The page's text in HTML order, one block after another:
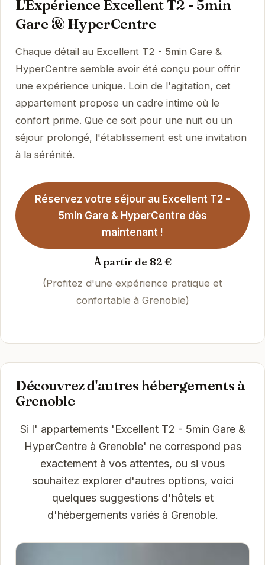
L'Expérience Excellent T2 - 5min
Gare & HyperCentre
Chaque détail au Excellent T2 - 5min Gare &
HyperCentre semble avoir été conçu pour offrir
une expérience unique. Loin de l'agitation, cet
appartement propose un cadre intime où le
confort prime. Que ce soit pour une nuit ou un
séjour prolongé, l'établissement est une invitation
à la sérénité.
Réservez votre séjour au Excellent T2 -
5min Gare & HyperCentre dès
maintenant !
À partir de 82 €
(Profitez d'une expérience pratique et
confortable à Grenoble)
Découvrez d'autres hébergements à
Grenoble
Si l' appartements 'Excellent T2 - 5min Gare &
HyperCentre à Grenoble' ne correspond pas
exactement à vos attentes, ou si vous
souhaitez explorer d'autres options, voici
quelques suggestions d'hôtels et
d'hébergements variés à Grenoble.